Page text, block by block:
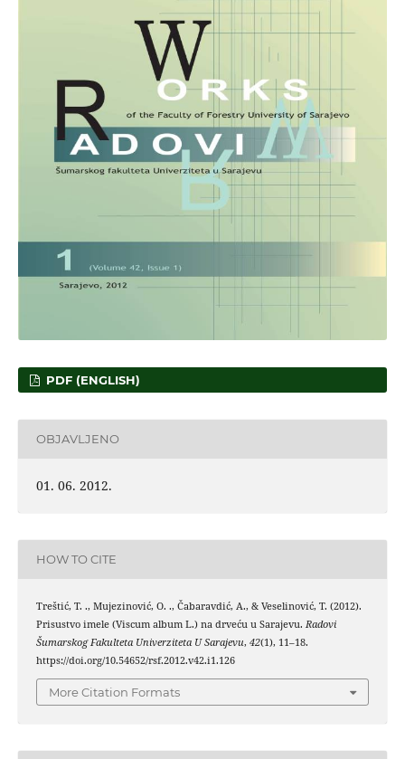
PDF (ENGLISH)
OBJAVLJENO
01. 06. 2012.
HOW TO CITE
Treštić, T. ., Mujezinović, O. ., Čabaravdić, A., & Veselinović, T. (2012).
Prisustvo imele (Viscum album L.) na drveću u Sarajevu. Radovi
Šumarskog Fakulteta Univerziteta U Sarajevu, 42(1), 11–18.
https://doi.org/10.54652/rsf.2012.v42.i1.126
More Citation Formats